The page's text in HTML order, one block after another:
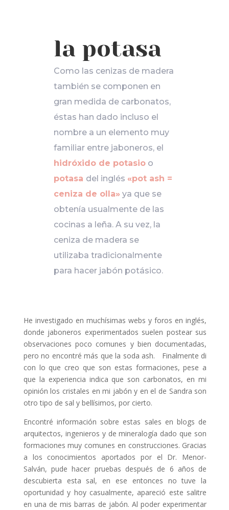
la potasa
Como las cenizas de madera
también se componen en
gran medida de carbonatos,
éstas han dado incluso el
nombre a un elemento muy
familiar entre jaboneros, el
hidróxido de potasioo
potasa del inglés «pot ash =
ceniza de olla» ya que se
obtenía usualmente de las
cocinas a leña. A su vez, la
ceniza de madera se
utilizaba tradicionalmente
para hacer jabón potásico.
He investigado en muchísimas webs y foros en inglés,
donde jaboneros experimentados suelen postear sus
observaciones poco comunes y bien documentadas,
pero no encontré más que la soda ash. Finalmente di
con lo que creo que son estas formaciones, pese a
que la experiencia indica que son carbonatos, en mi
opinión los cristales en mi jabón y en el de Sandra son
otro tipo de sal y bellísimos, por cierto.
Encontré información sobre estas sales en blogs de
arquitectos, ingenieros y de mineralogía dado que son
formaciones muy comunes en construcciones. Gracias
a los conocimientos aportados por el Dr. Menor-
Salván, pude hacer pruebas después de 6 años de
descubierta esta sal, en ese entonces no tuve la
oportunidad y hoy casualmente, apareció este salitre
en una de mis barras de jabón. Al poder experimentar